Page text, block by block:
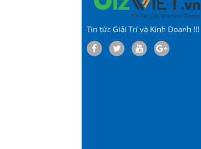
Tin tức Giải Trí và Kinh Doanh !!!